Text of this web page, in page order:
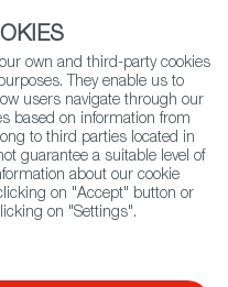
(+34) 913 497 100 |
Search
Fenske´s Weine&Feinkost
own and third-party cookies
They enable us to
users navigate through our
based on information from
to third parties located in
guarantee a suitable level of
about our cookie
on "Accept" button or
on "Settings".